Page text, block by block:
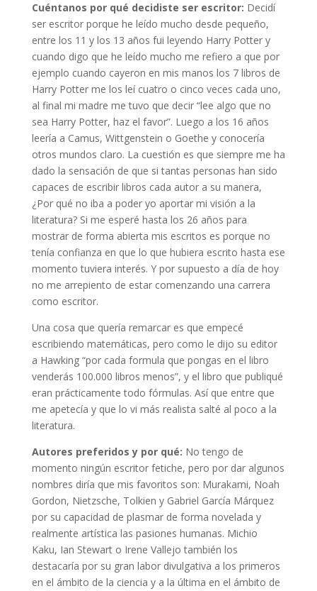
Cuéntanos por qué decidiste ser escritor: Decidí
ser escritor porque he leído mucho desde pequeño,
entre los 11 y los 13 años fui leyendo Harry Potter y
cuando digo que he leído mucho me refiero a que por
ejemplo cuando cayeron en mis manos los 7 libros de
Harry Potter me los leí cuatro o cinco veces cada uno,
al final mi madre me tuvo que decir “lee algo que no
sea Harry Potter, haz el favor”. Luego a los 16 años
leería a Camus, Wittgenstein o Goethe y conocería
otros mundos claro. La cuestión es que siempre me ha
dado la sensación de que si tantas personas han sido
capaces de escribir libros cada autor a su manera,
¿Por qué no iba a poder yo aportar mi visión a la
literatura? Si me esperé hasta los 26 años para
mostrar de forma abierta mis escritos es porque no
tenía confianza en que lo que hubiera escrito hasta ese
momento tuviera interés. Y por supuesto a día de hoy
no me arrepiento de estar comenzando una carrera
como escritor.
Una cosa que quería remarcar es que empecé
escribiendo matemáticas, pero como le dijo su editor
a Hawking “por cada formula que pongas en el libro
venderás 100.000 libros menos”, y el libro que publiqué
eran prácticamente todo fórmulas. Así que entre que
me apetecía y que lo vi más realista salté al poco a la
literatura.
Autores preferidos y por qué: No tengo de
momento ningún escritor fetiche, pero por dar algunos
nombres diría que mis favoritos son: Murakami, Noah
Gordon, Nietzsche, Tolkien y Gabriel García Márquez
por su capacidad de plasmar de forma novelada y
realmente artística las pasiones humanas. Michio
Kaku, Ian Stewart o Irene Vallejo también los
destacaría por su gran labor divulgativa a los primeros
en el ámbito de la ciencia y a la última en el ámbito de